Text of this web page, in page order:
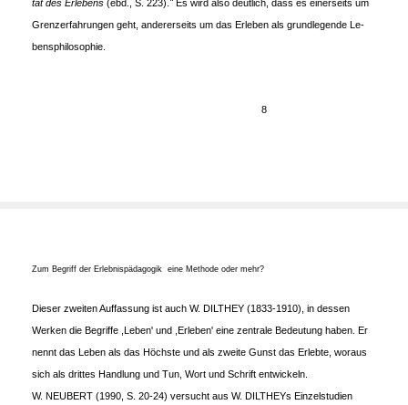
8
tät des Erlebens(ebd., S. 223). "Es wird also deutlich, dass es einerseits um
Grenzerfahrungen geht, andererseits um das Erleben als grundlegende Le-
bensphilosophie.
Zum Begriff der Erlebnispädagogik ­ eine Methode oder mehr?
Dieser zweiten Auffassung ist auch W. DILTHEY (1833-1910), in dessen
Werken die Begriffe ,Leben' und ,Erleben' eine zentrale Bedeutung haben. Er
nennt das Leben als das Höchste und als zweite Gunst das Erlebte, woraus
sich als drittes Handlung und Tun, Wort und Schrift entwickeln.
W. NEUBERT (1990, S. 20-24) versucht aus W. DILTHEYs Einzelstudien